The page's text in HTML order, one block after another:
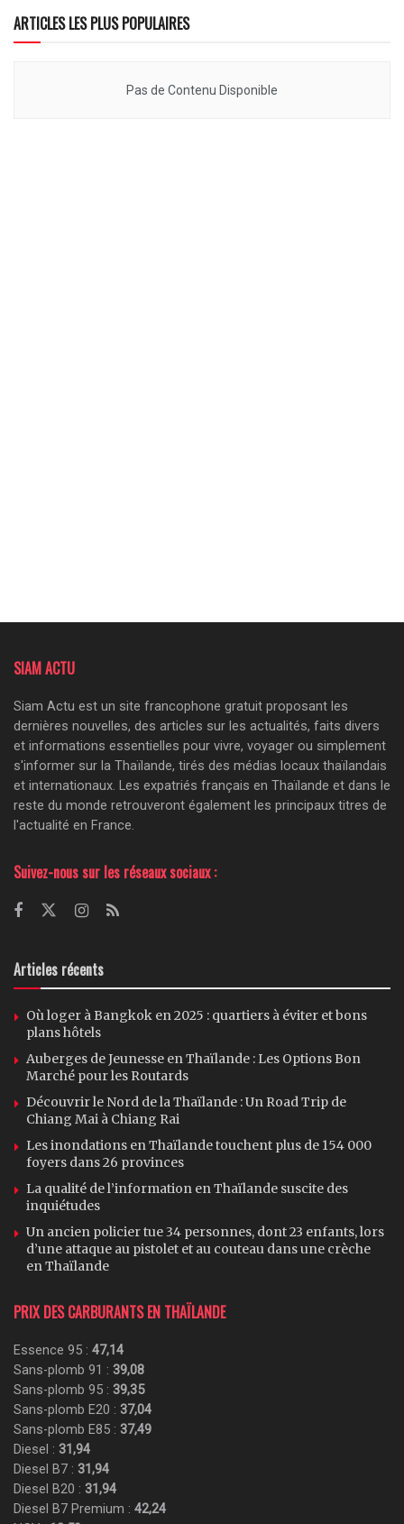
ARTICLES LES PLUS POPULAIRES
Pas de Contenu Disponible
SIAM ACTU
Siam Actu est un site francophone gratuit proposant les
dernières nouvelles, des articles sur les actualités, faits divers
et informations essentielles pour vivre, voyager ou simplement
s'informer sur la Thaïlande, tirés des médias locaux thaïlandais
et internationaux. Les expatriés français en Thaïlande et dans le
reste du monde retrouveront également les principaux titres de
l'actualité en France.
Suivez-nous sur les réseaux sociaux :
Articles récents
Où loger à Bangkok en 2025 : quartiers à éviter et bons
plans hôtels
Auberges de Jeunesse en Thaïlande : Les Options Bon
Marché pour les Routards
Découvrir le Nord de la Thaïlande : Un Road Trip de
Chiang Mai à Chiang Rai
Les inondations en Thaïlande touchent plus de 154 000
foyers dans 26 provinces
La qualité de l’information en Thaïlande suscite des
inquiétudes
Un ancien policier tue 34 personnes, dont 23 enfants, lors
d’une attaque au pistolet et au couteau dans une crèche
en Thaïlande
PRIX DES CARBURANTS EN THAÏLANDE
Essence 95 : 47,14
Sans-plomb 91 : 39,08
Sans-plomb 95 : 39,35
Sans-plomb E20 : 37,04
Sans-plomb E85 : 37,49
Diesel : 31,94
Diesel B7 : 31,94
Diesel B20 : 31,94
Diesel B7 Premium : 42,24